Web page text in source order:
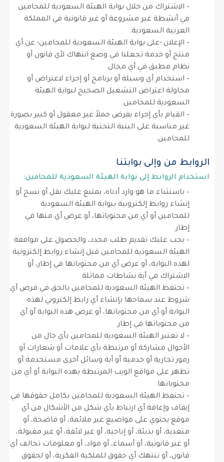
– الاشتراك من خلال بوابة الهيئة السعودية للمحامين
في أنشطة غير مشروعة أو غير قانونية في المملكة
العربية السعودية.
– الإعلان -على بوابة الهيئة السعودية للمحامين- عن أي
منتج أو خدمة تجعلنا في وضع انتهاك لأي قانون أو
نظام مطبق في أي مجال.
– استخدام أي وسيلة أو برنامج أو إجراء لاعتراض أو
محاولة اعتراض التشغيل الصحيح لبوابة الهيئة
السعودية للمحامين.
– القيام بأي إجراء يفرض حملاً غير معقول أو كبير بصورة
غير مناسبة على البنية التحتية لبوابة الهيئة السعودية
للمحامين.
الروابط من وإلى بوابتنا
استخدام الروابط إلى بوابة الهيئة السعودية للمحامين:
– باستثناء ما هو وارد أدناه، يمتنع عليك نقل أو نسخ أو
إنشاء روابط إلكترونية ببوابة الهيئة السعودية
للمحامين أو أي من محتوياتها، أو عرض أي منها في
إطار.
– يجب عليك تقديم طلب محدد، والحصول على موافقة
الهيئة السعودية للمحامين قبل إنشاء روابط إلكترونية
لهذه البوابة، أو عرض أي من محتوياتها في إطار، أو
الاشتراك في أية نشاطات مماثلة.
– تحتفظ الهيئة السعودية للمحامين بالحق في فرض أي
شروط عند سماحها بإنشاء أي رابط إلكتروني لهذه
البوابة أو أي من محتوياتها، أو عرض هذه البوابة أو أي
من محتوياتها في إطار.
– لا تعتبر الهيئة السعودية للمحامين بأي حال من
الأحوال مشاركة أو مرتبطة بأي علامات أو شعارات أو
رموز تجارية أو خدمية أو أية وسائل أخرى مستخدمة أو
تظهر على مواقع الويب المرتبطة بهذه البوابة أو أي من
محتوياتها.
– تحتفظ الهيئة السعودية للمحامين بكامل حقوقها في
إيقاف وإعاقة أي ارتباط بأي شكل من الأشكال من أي
موقع يحتوي على مواضيع غير ملائمة، أو فاضحة، أو
متعدية، أو بذيئة، أو إباحية، أو غير لائقة، أو غير مقبولة،
أو غير قانونية، أو أسماء، أو مواد، أو معلومات تخالف أي
قانون، أو تنتهك أي حقوق للملكية الفكرية، أو لحقوق